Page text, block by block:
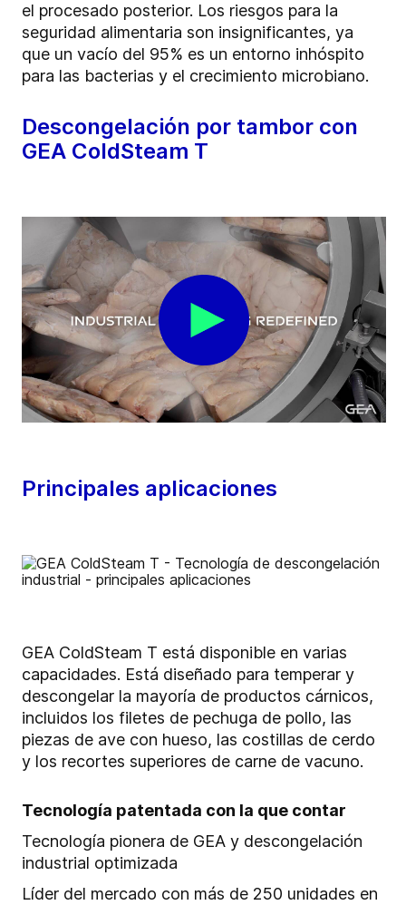
el procesado posterior. Los riesgos para la
seguridad alimentaria son insignificantes, ya
que un vacío del 95% es un entorno inhóspito
para las bacterias y el crecimiento microbiano.
Descongelación por tambor con
GEA ColdSteam T
Principales aplicaciones
GEA ColdSteam T está disponible en varias
capacidades. Está diseñado para temperar y
descongelar la mayoría de productos cárnicos,
incluidos los filetes de pechuga de pollo, las
piezas de ave con hueso, las costillas de cerdo
y los recortes superiores de carne de vacuno.
Tecnología patentada con la que contar
Tecnología pionera de GEA y descongelación
industrial optimizada
Líder del mercado con más de 250 unidades en